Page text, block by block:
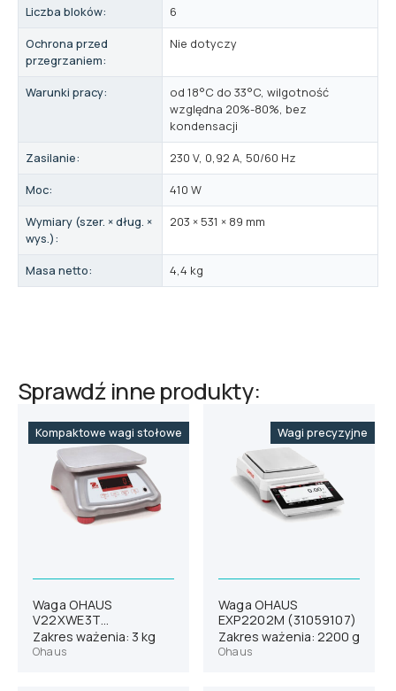
Liczba bloków:
6
Ochrona przed
przegrzaniem:
Nie dotyczy
Warunki pracy:
od 18°C do 33°C, wilgotność
względna 20%-80%, bez
kondensacji
Zasilanie:
230 V, 0,92 A, 50/60 Hz
Moc:
410 W
Wymiary (szer. × dług. ×
wys.):
203 × 531 × 89 mm
Masa netto: 4,4 kg
Sprawdź inne produkty:
Kompaktowe wagi stołowe
Waga OHAUS
V22XWE3T
(30072349)
Zakres ważenia: 3 kg
Ohaus
Wagi precyzyjne
Waga OHAUS
EXP2202M (31059107)
Zakres ważenia: 2200 g
Ohaus